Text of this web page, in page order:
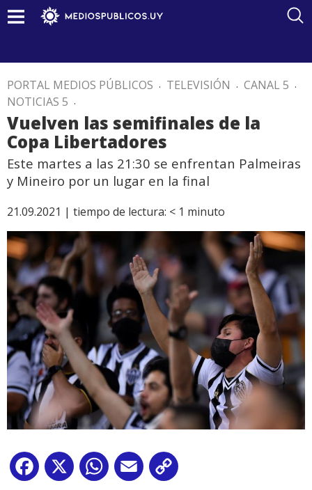
PORTAL MEDIOS PÚBLICOS . TELEVISIÓN . CANAL 5 .
NOTICIAS 5 .
Vuelven las semifinales de la
Copa Libertadores
Este martes a las 21:30 se enfrentan Palmeiras
y Mineiro por un lugar en la final
21.09.2021 | tiempo de lectura: < 1 minuto
Facebook
X WhatsApp
Email